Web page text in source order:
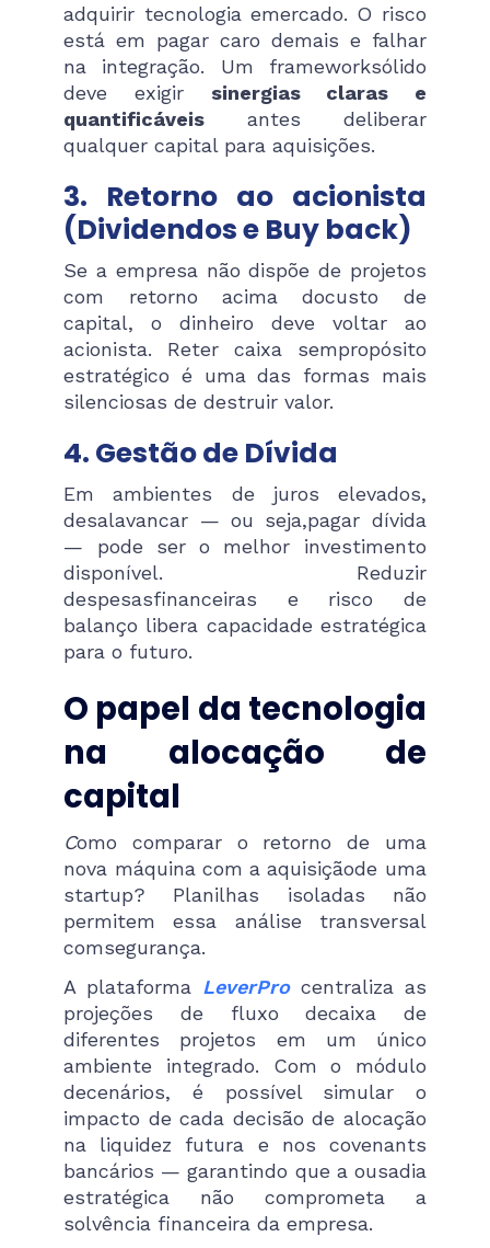
adquirir tecnologia emercado. O risco
está em pagar caro demais e falhar
na integração. Um frameworksólido
deve exigir sinergias claras e
quantificáveis antes deliberar
qualquer capital para aquisições.
3. Retorno ao acionista
(Dividendos e Buy back)
Se a empresa não dispõe de projetos
com retorno acima docusto de
capital, o dinheiro deve voltar ao
acionista. Reter caixa sempropósito
estratégico é uma das formas mais
silenciosas de destruir valor.
4. Gestão de Dívida
Em ambientes de juros elevados,
desalavancar — ou seja,pagar dívida
— pode ser o melhor investimento
disponível. Reduzir
despesasfinanceiras e risco de
balanço libera capacidade estratégica
para o futuro.
O papel da tecnologia
na alocação de
capital
Como comparar o retorno de uma
nova máquina com a aquisiçãode uma
startup? Planilhas isoladas não
permitem essa análise transversal
comsegurança.
A plataforma LeverPro centraliza as
projeções de fluxo decaixa de
diferentes projetos em um único
ambiente integrado. Com o módulo
decenários, é possível simular o
impacto de cada decisão de alocação
na liquidez futura e nos covenants
bancários — garantindo que a ousadia
estratégica não comprometa a
solvência financeira da empresa.